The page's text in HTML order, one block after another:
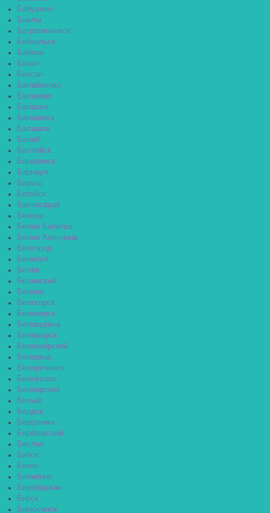
Бабушкин
Бавлы
Багратионовск
Байкальск
Баймак
Бакал
Баксан
Балабаново
Балаково
Балахна
Балашиха
Балашов
Балей
Балтийск
Барабинск
Барнаул
Барыш
Батайск
Бахчисарай
Бежецк
Белая Калитва
Белая Холуница
Белгород
Белебей
Белёв
Белинский
Белово
Белогорск
Белозерск
Белокуриха
Беломорск
Белоозёрский
Белорецк
Белореченск
Белоусово
Белоярский
Белый
Бердск
Березники
Берёзовский
Беслан
Бийск
Бикин
Билибино
Биробиджан
Бирск
Бирюсинск